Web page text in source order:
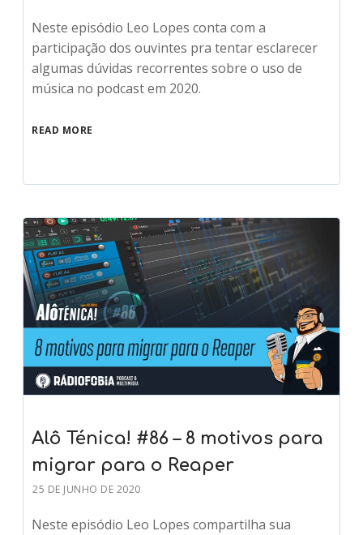
Neste episódio Leo Lopes conta com a
participação dos ouvintes pra tentar esclarecer
algumas dúvidas recorrentes sobre o uso de
música no podcast em 2020.
READ MORE
Alô Ténica! #86 – 8 motivos para
migrar para o Reaper
25 DE JUNHO DE 2020
Neste episódio Leo Lopes compartilha sua